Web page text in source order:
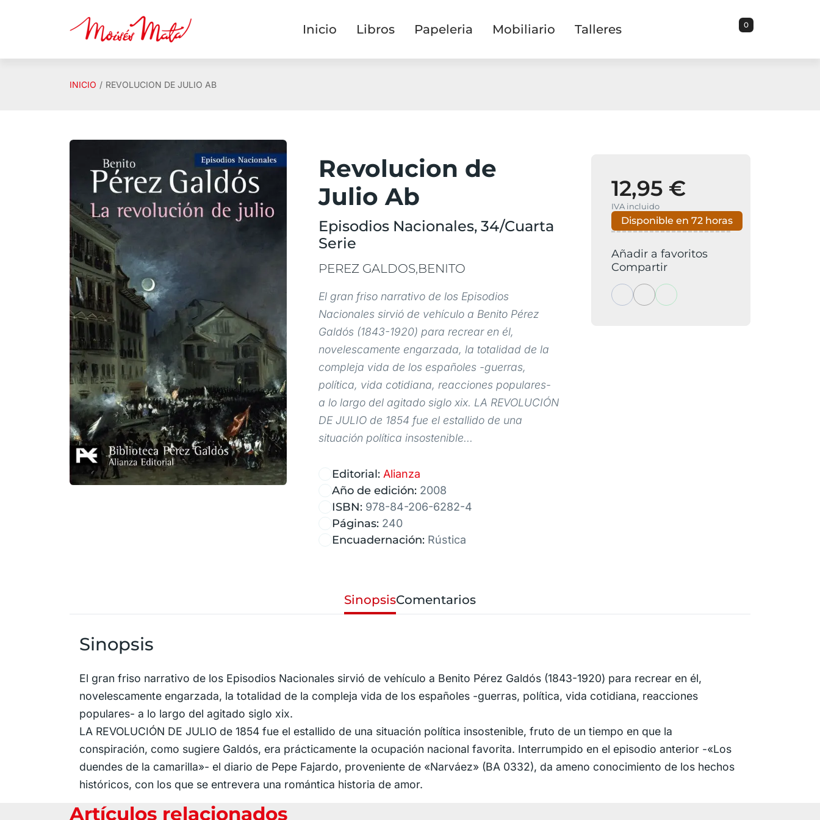
Inicio Libros Papeleria Mobiliario Talleres 0
INICIO REVOLUCION DE JULIO AB
Revolucion de
Julio Ab
Episodios Nacionales, 34/Cuarta
Serie
PEREZ GALDOS,BENITO
El gran friso narrativo de los Episodios
Nacionales sirvió de vehículo a Benito Pérez
Galdós (1843-1920) para recrear en él,
novelescamente engarzada, la totalidad de la
compleja vida de los españoles -guerras,
política, vida cotidiana, reacciones populares-
a lo largo del agitado siglo xix. LA REVOLUCIÓN
DE JULIO de 1854 fue el estallido de una
situación política insostenible...
Editorial: Alianza
Año de edición: 2008
ISBN: 978-84-206-6282-4
Páginas: 240
Encuadernación: Rústica
12,95 €
IVA incluido
Disponible en 72 horas
Añadir a favoritos
Compartir
SinopsisComentarios
Sinopsis
El gran friso narrativo de los Episodios Nacionales sirvió de vehículo a Benito Pérez Galdós (1843-1920) para recrear en él,
novelescamente engarzada, la totalidad de la compleja vida de los españoles -guerras, política, vida cotidiana, reacciones
populares- a lo largo del agitado siglo xix.
LA REVOLUCIÓN DE JULIO de 1854 fue el estallido de una situación política insostenible, fruto de un tiempo en que la
conspiración, como sugiere Galdós, era prácticamente la ocupación nacional favorita. Interrumpido en el episodio anterior -«Los
duendes de la camarilla»- el diario de Pepe Fajardo, proveniente de «Narváez» (BA 0332), da ameno conocimiento de los hechos
históricos, con los que se entrevera una romántica historia de amor.
Artículos relacionados